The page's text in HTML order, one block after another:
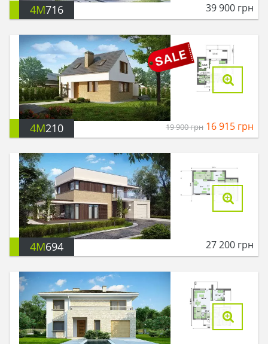
4M716 39 900 грн
4M210 19 900грн 16 915 грн
4M694 27 200 грн